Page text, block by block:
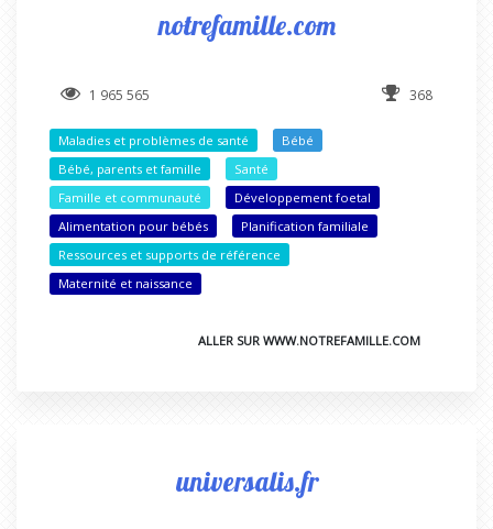
notrefamille.com
1 965 565 368
Maladies et problèmes de santé
Bébé
Bébé, parents et famille
Santé
Famille et communauté
Développement foetal
Alimentation pour bébés
Planification familiale
Ressources et supports de référence
Maternité et naissance
ALLER SUR WWW.NOTREFAMILLE.COM
universalis.fr